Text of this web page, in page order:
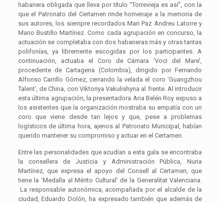
habanera obligada que lleva por título “Torrevieja es así”, con la
que el Patronato del Certamen rinde homenaje a la memoria de
sus autores, los siempre recordados Mari Paz Andreu Latorre y
Mario Bustillo Martínez. Como cada agrupación en concurso, la
actuación se completaba con dos habaneras más y otras tantas
polifonías, ya libremente escogidas por los participantes. A
continuación, actuaba el Coro de Cámara ‘Voci del Mare’,
procedente de Cartagena (Colombia), dirigido por Fernando
Alfonso Carrillo Gómez, cerrando la velada el coro ‘Guangzhou
Talent’, de China, con Viktoriya Vakulishyna al frente. Al introducir
esta última agrupación, la presentadora Ana Belén Roy expuso a
los asistentes que la organización mostraba su empatía con un
coro que viene desde tan lejos y que, pese a problemas
logísticos de última hora, ajenos al Patronato Municipal, habían
querido mantener su compromiso y actuar en el Certamen.
Entre las personalidades que acudían a esta gala se encontraba
la consellera de Justicia y Administración Pública, Nuria
Martínez, que expresa el apoyo del Consell al Certamen, que
tiene la ‘Medalla al Mérito Cultural’ de la Generalitat Valenciana.
La responsable autonómica, acompañada por el alcalde de la
ciudad, Eduardo Dolón, ha expresado también que además de